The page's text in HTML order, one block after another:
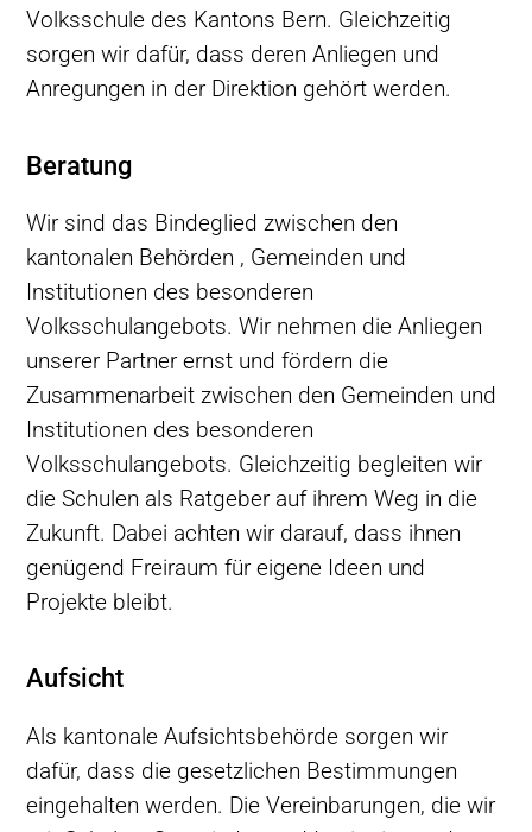
Volksschule des Kantons Bern. Gleichzeitig
sorgen wir dafür, dass deren Anliegen und
Anregungen in der Direktion gehört werden.
Beratung
Wir sind das Bindeglied zwischen den
kantonalen Behörden , Gemeinden und
Institutionen des besonderen
Volksschulangebots. Wir nehmen die Anliegen
unserer Partner ernst und fördern die
Zusammenarbeit zwischen den Gemeinden und
Institutionen des besonderen
Volksschulangebots. Gleichzeitig begleiten wir
die Schulen als Ratgeber auf ihrem Weg in die
Zukunft. Dabei achten wir darauf, dass ihnen
genügend Freiraum für eigene Ideen und
Projekte bleibt.
Aufsicht
Als kantonale Aufsichtsbehörde sorgen wir
dafür, dass die gesetzlichen Bestimmungen
eingehalten werden. Die Vereinbarungen, die wir